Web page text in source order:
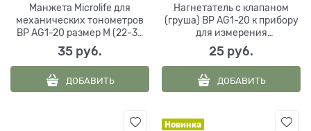
Манжета Microlife для
механических тонометров
BP AG1-20 размер M (22-32
см)
35 руб.
ДОБАВИТЬ
Нагнетатель с клапаном
(груша) BP AG1-20 к прибору
для измерения
артериального давления
25 руб.
ДОБАВИТЬ
Новинка